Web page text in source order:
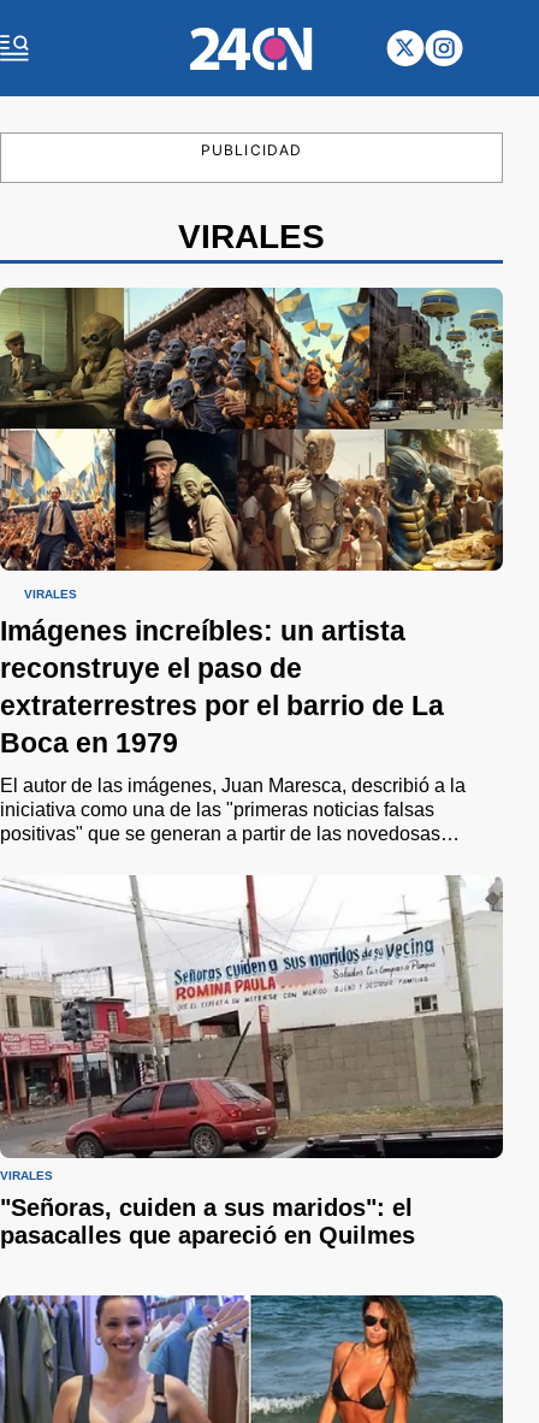
PUBLICIDAD
VIRALES
VIRALES
Imágenes increíbles: un artista
reconstruye el paso de
extraterrestres por el barrio de La
Boca en 1979
El autor de las imágenes, Juan Maresca, describió a la
iniciativa como una de las "primeras noticias falsas
positivas" que se generan a partir de las novedosas
proyecto no solo busca reconstruir una historia olvidada o
ignorada, sino que aspira a unir a la comunidad en la
remembranza de un pasado compartido", puntualizó.
VIRALES
"Señoras, cuiden a sus maridos": el
pasacalles que apareció en Quilmes